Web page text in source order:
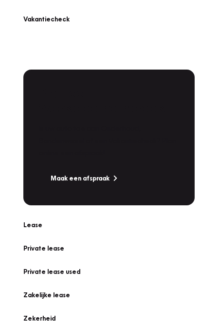
Vakantiecheck
Maak een afspraak
Lease
Private lease
Private lease used
Zakelijke lease
Zekerheid